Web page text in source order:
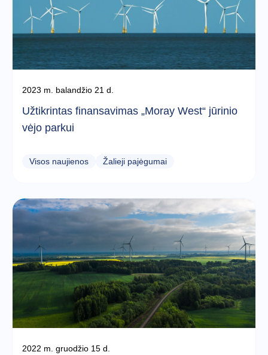
2023 m. balandžio 21 d.
Užtikrintas finansavimas „Moray West“ jūrinio
vėjo parkui
Visos naujienos Žalieji pajėgumai
2022 m. gruodžio 15 d.